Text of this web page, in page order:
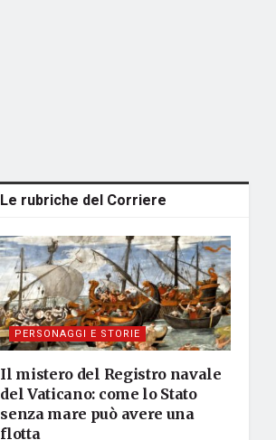
Le rubriche del Corriere
PERSONAGGI E STORIE
Il mistero del Registro navale
del Vaticano: come lo Stato
senza mare può avere una
flotta